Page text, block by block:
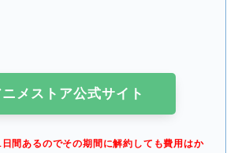
メストア公式サイト
間あるのでその期間に解約しても費用はか